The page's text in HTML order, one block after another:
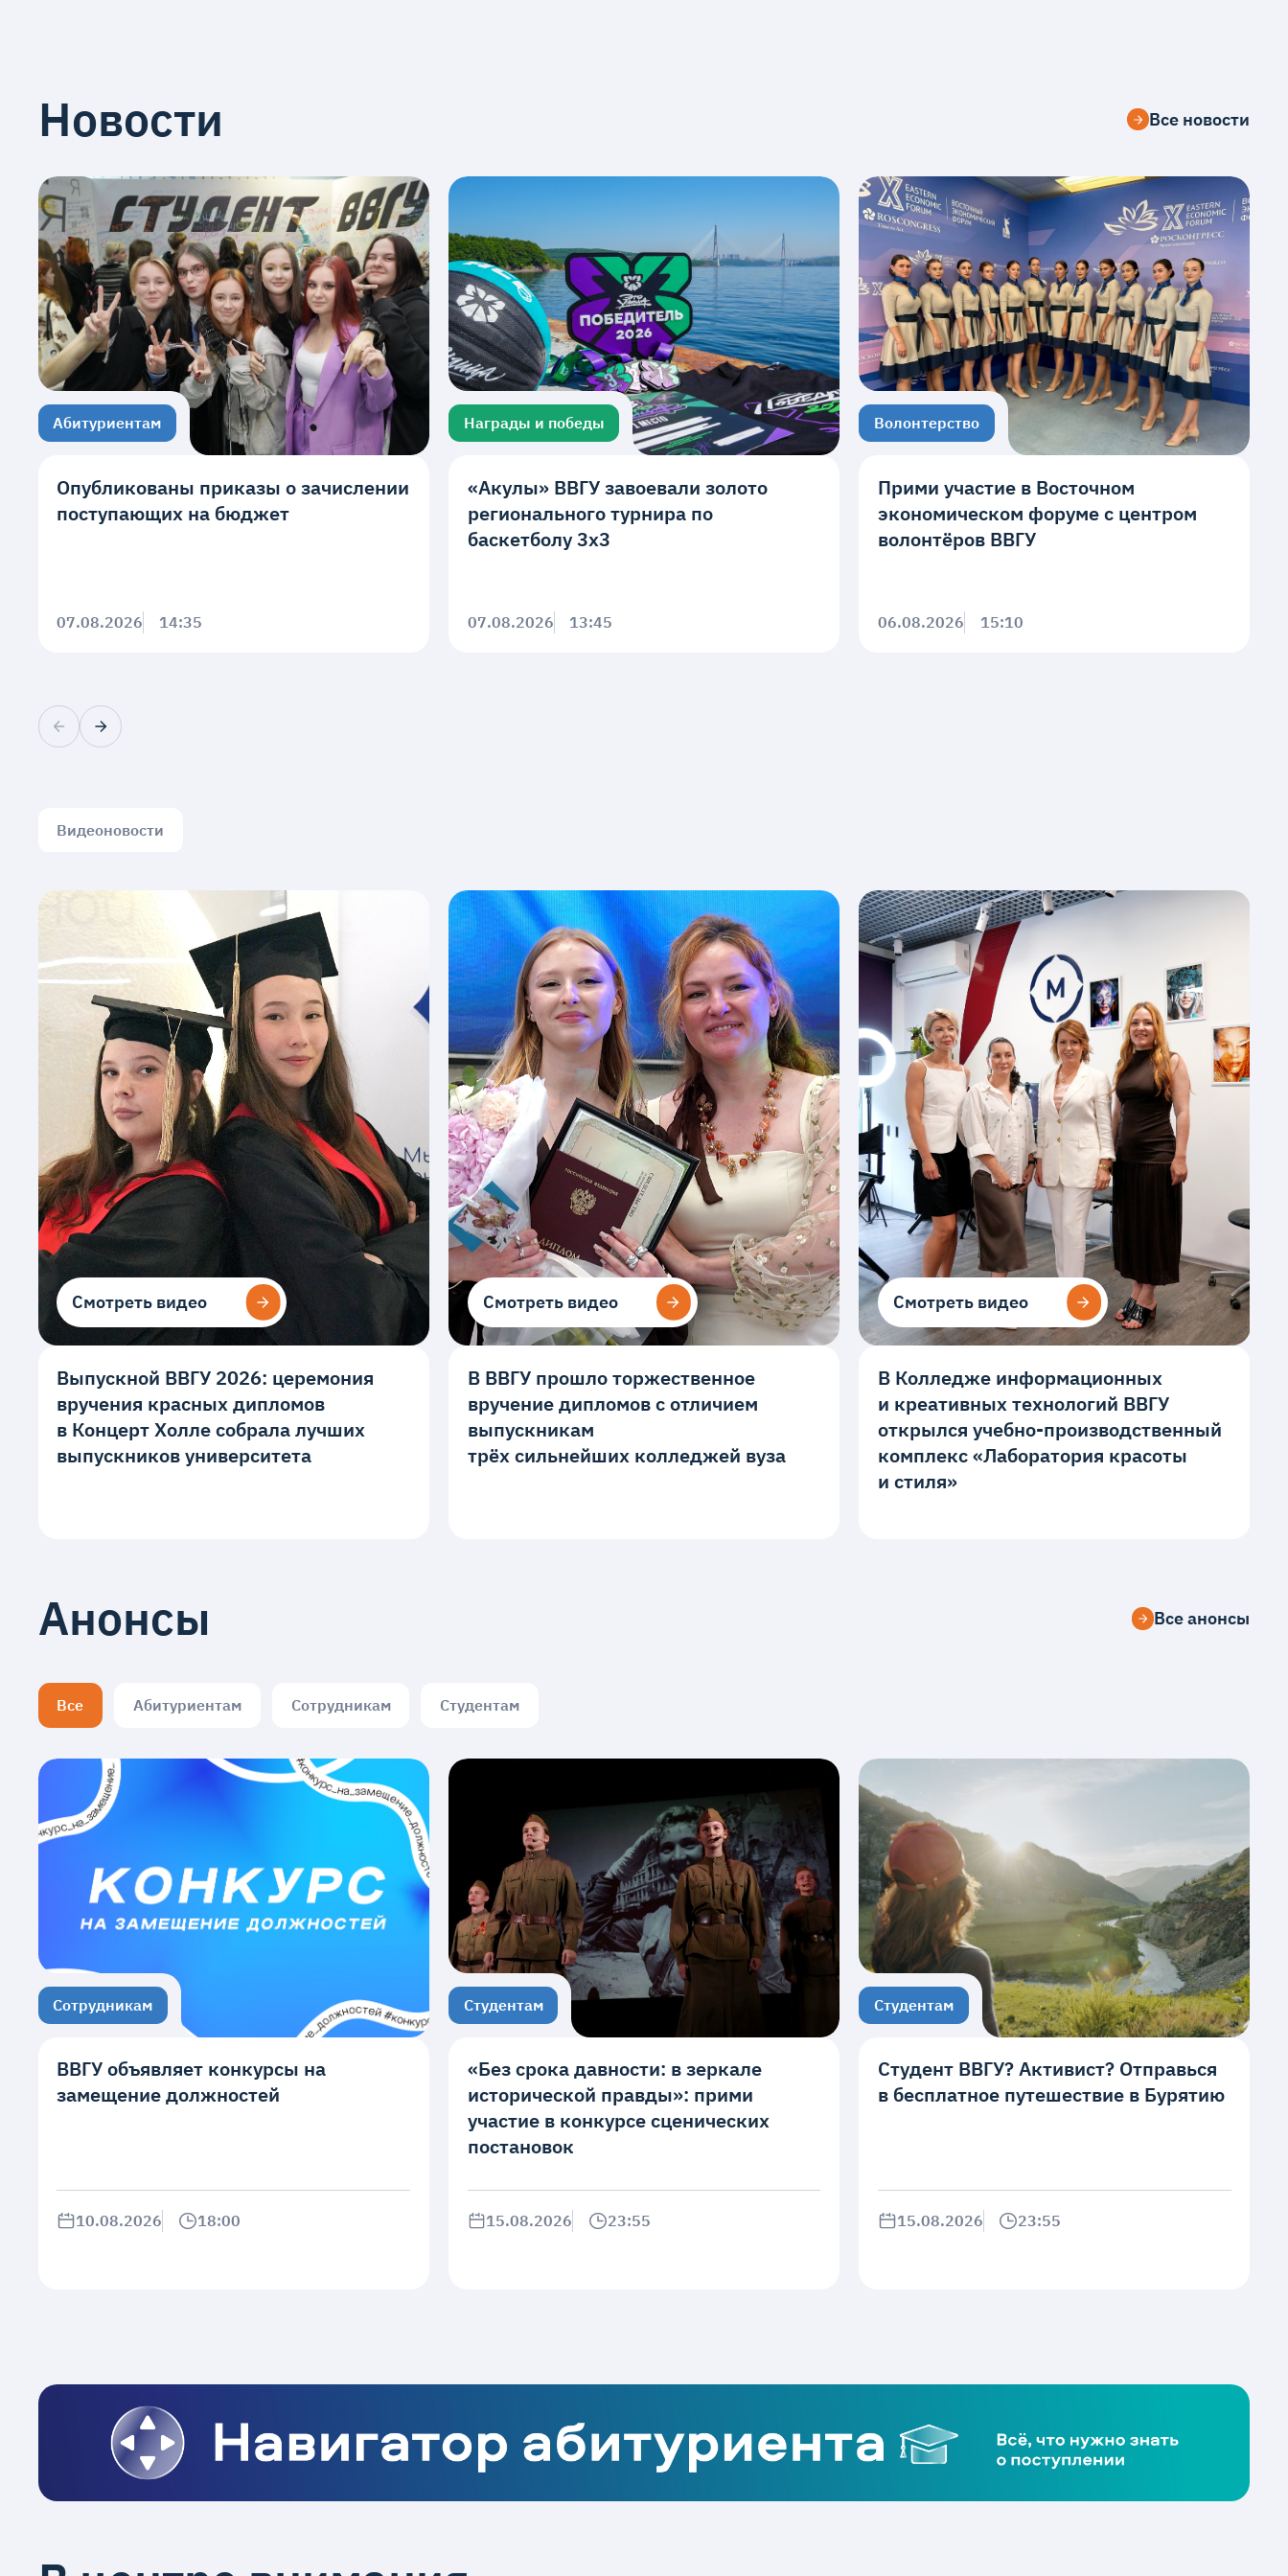
Новости Все новости
Абитуриентам
Опубликованы приказы о зачислении
поступающих на бюджет
07.08.2026 14:35
Награды и победы
«Акулы» ВВГУ завоевали золото
регионального турнира по
баскетболу 3х3
07.08.2026 13:45
Волонтерство
Прими участие в Восточном
экономическом форуме с центром
волонтёров ВВГУ
06.08.2026 15:10
Видеоновости
Смотреть видео
Смотреть видео
Выпускной ВВГУ 2026: церемония
вручения красных дипломов
в Концерт Холле собрала лучших
выпускников университета
Смотреть видео
Смотреть видео
В ВВГУ прошло торжественное
вручение дипломов с отличием
выпускникам
трёх сильнейших колледжей вуза
Смотреть видео
Смотреть видео
В Колледже информационных
и креативных технологий ВВГУ
открылся учебно-производственный
комплекс «Лаборатория красоты
и стиля»
Анонсы Все анонсы
Все Абитуриентам Сотрудникам Студентам
Сотрудникам
ВВГУ объявляет конкурсы на
замещение должностей
10.08.2026 18:00
Студентам
«Без срока давности: в зеркале
исторической правды»: прими
участие в конкурсе сценических
постановок
15.08.2026 23:55
Студентам
Студент ВВГУ? Активист? Отправься
в бесплатное путешествие в Бурятию
15.08.2026 23:55